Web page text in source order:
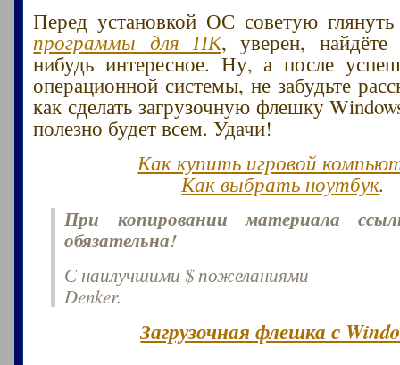
Перед установкой ОС советую
программы для ПК, уверен,
нибудь интересное. Ну, а после
операционной системы, не забудьте
как сделать загрузочную флешку
полезно будет всем. Удачи!
Как купить игровой
Как выбрать ноутбук.
При копировании материала
обязательна!
С наилучшими $ пожеланиями
Denker.
Загрузочная флешка с